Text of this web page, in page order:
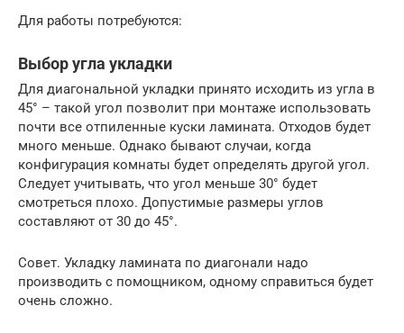
Для работы потребуются:
Выбор угла укладки
Для диагональной укладки принято исходить из угла в
45° – такой угол позволит при монтаже использовать
почти все отпиленные куски ламината. Отходов будет
много меньше. Однако бывают случаи, когда
конфигурация комнаты будет определять другой угол.
Следует учитывать, что угол меньше 30° будет
смотреться плохо. Допустимые размеры углов
составляют от 30 до 45°.
Совет. Укладку ламината по диагонали надо
производить с помощником, одному справиться будет
очень сложно.